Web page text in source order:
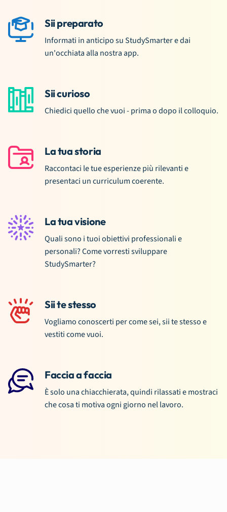
Sii preparato
Informati in anticipo su StudySmarter e dai
un'occhiata alla nostra app.
Sii curioso
Chiedici quello che vuoi - prima o dopo il colloquio.
La tua storia
Raccontaci le tue esperienze più rilevanti e
presentaci un curriculum coerente.
La tua visione
Quali sono i tuoi obiettivi professionali e
personali? Come vorresti sviluppare
StudySmarter?
Sii te stesso
Vogliamo conoscerti per come sei, sii te stesso e
vestiti come vuoi.
Faccia a faccia
È solo una chiacchierata, quindi rilassati e mostraci
che cosa ti motiva ogni giorno nel lavoro.